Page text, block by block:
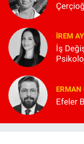
İREM
İş
ERMAN
Efeler